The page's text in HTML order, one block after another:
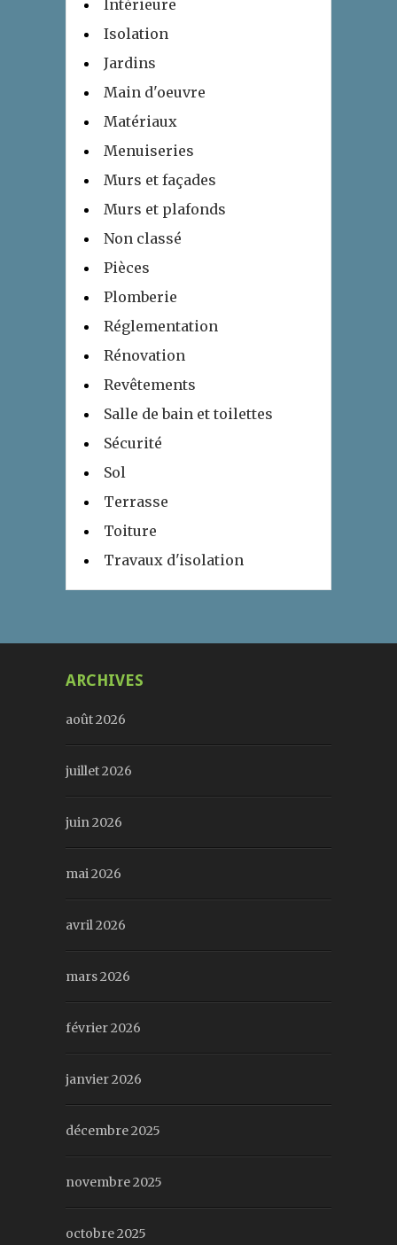
Intérieure
Isolation
Jardins
Main d'oeuvre
Matériaux
Menuiseries
Murs et façades
Murs et plafonds
Non classé
Pièces
Plomberie
Réglementation
Rénovation
Revêtements
Salle de bain et toilettes
Sécurité
Sol
Terrasse
Toiture
Travaux d'isolation
ARCHIVES
août 2026
juillet 2026
juin 2026
mai 2026
avril 2026
mars 2026
février 2026
janvier 2026
décembre 2025
novembre 2025
octobre 2025